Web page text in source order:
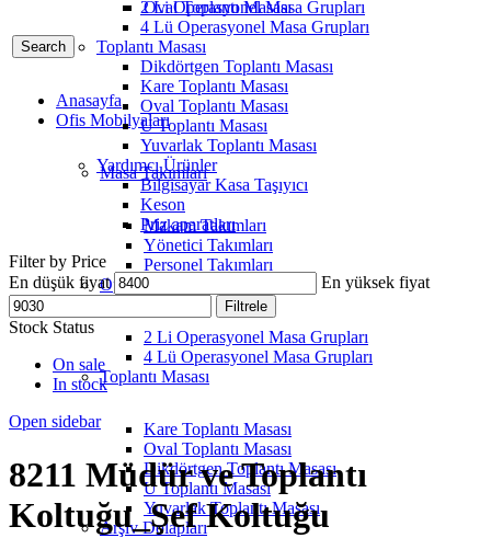
Oval Toplantı Masası
Search
Anasayfa
Ofis Mobilyaları
Masa Takımları
Makam Takımları
Yönetici Takımları
Personel Takımları
Operasyonel Masa Grupları
2 Li Operasyonel Masa Grupları
4 Lü Operasyonel Masa Grupları
Toplantı Masası
Kare Toplantı Masası
Oval Toplantı Masası
Dikdörtgen Toplantı Masası
U Toplantı Masası
Yuvarlak Toplantı Masası
Arşiv Dolapları
2 Li Operasyonel Masa Grupları
4 Lü Operasyonel Masa Grupları
Toplantı Masası
Dikdörtgen Toplantı Masası
Kare Toplantı Masası
Oval Toplantı Masası
U Toplantı Masası
Yuvarlak Toplantı Masası
Yardımcı Ürünler
Bilgisayar Kasa Taşıyıcı
Keson
Priz aparatları
Filter by Price
En düşük fiyat
En yüksek fiyat
Filtrele
Stock Status
On sale
In stock
Open sidebar
8211 Müdür ve Toplantı
Koltuğu_Şef Koltuğu